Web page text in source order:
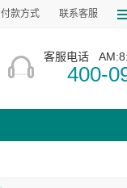
付款方式 联系客服
客服电话
400-